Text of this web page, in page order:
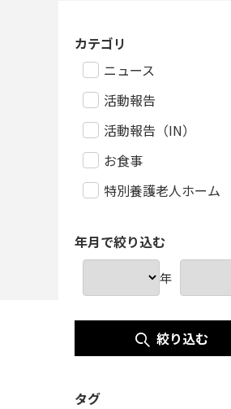
カテゴリ
ニュース
活動報告
活動報告（IN）
お食事
特別養護老人ホーム
年月で絞り込む
年
絞り込む
タグ